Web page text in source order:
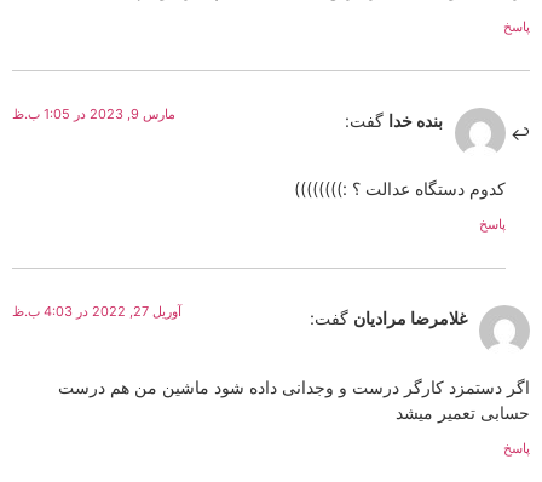
پاسخ
بنده خدا گفت: مارس 9, 2023 در 1:05 ب.ظ
کدوم دستگاه عدالت ؟ :))))))))
پاسخ
غلامرضا مرادیان گفت: آوریل 27, 2022 در 4:03 ب.ظ
اگر دستمزد کارگر درست و وجدانی داده شود ماشين من هم درست
حسابی تعمیر میشد
پاسخ